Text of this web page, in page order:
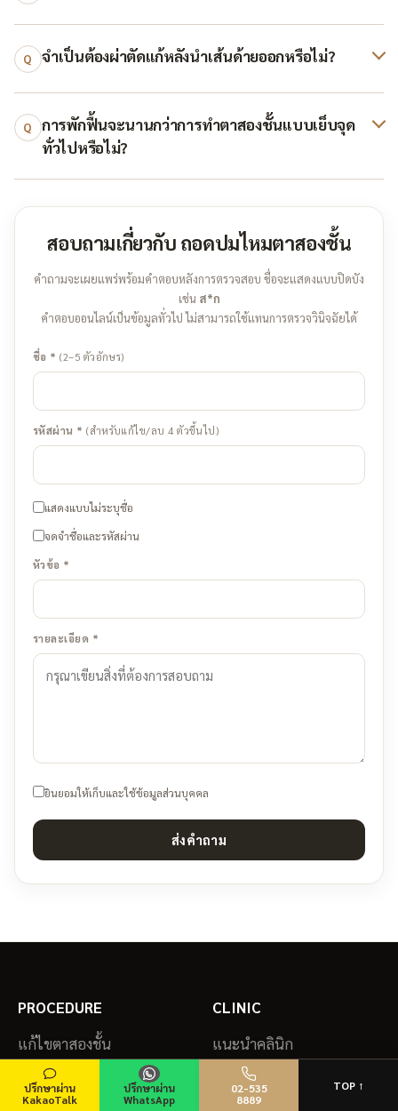
Q จำเป็นต้องผ่าตัดแก้หลังนำเส้นด้ายออกหรือไม่?
Q
การพักฟื้นจะนานกว่าการทำตาสองชั้นแบบเย็บจุด
ทั่วไปหรือไม่?
สอบถามเกี่ยวกับ ถอดปมไหมตาสองชั้น
คำถามจะเผยแพร่พร้อมคำตอบหลังการตรวจสอบ ชื่อจะแสดงแบบปิดบัง
เช่น ส*ก
คำตอบออนไลน์เป็นข้อมูลทั่วไป ไม่สามารถใช้แทนการตรวจวินิจฉัยได้
ชื่อ *(2–5 ตัวอักษร)
รหัสผ่าน *(สำหรับแก้ไข/ลบ 4 ตัวขึ้นไป)
แสดงแบบไม่ระบุชื่อ
จดจำชื่อและรหัสผ่าน
หัวข้อ *
รายละเอียด *
ยินยอมให้เก็บและใช้ข้อมูลส่วนบุคคล
ส่งคำถาม
PROCEDURE
แก้ไขตาสองชั้น
ศัลยกรรมตา
ศัลยกรรมจมูก
CLINIC
แนะนำคลินิก
ทีมแพทย์
แผนที่และการเดินทาง
ปรึกษาผ่าน
KakaoTalk
ปรึกษาผ่าน
WhatsApp
02-535
8889
TOP ↑